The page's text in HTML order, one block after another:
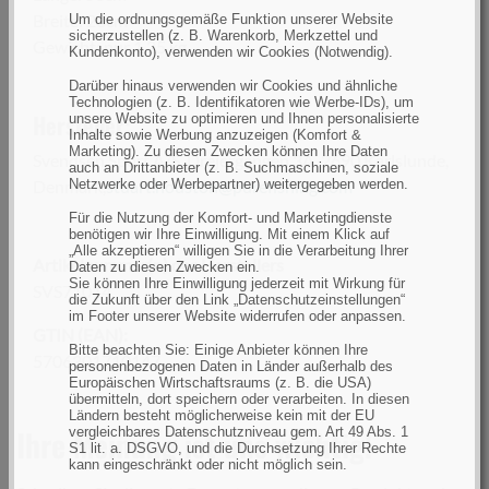
Um die ordnungsgemäße Funktion unserer Website
sicherzustellen (z. B. Warenkorb, Merkzettel und
Kundenkonto), verwenden wir Cookies (Notwendig).
Darüber hinaus verwenden wir Cookies und ähnliche
Technologien (z. B. Identifikatoren wie Werbe-IDs), um
unsere Website zu optimieren und Ihnen personalisierte
Inhalte sowie Werbung anzuzeigen (Komfort &
Marketing). Zu diesen Zwecken können Ihre Daten
auch an Drittanbieter (z. B. Suchmaschinen, soziale
Netzwerke oder Werbepartner) weitergegeben werden.
Für die Nutzung der Komfort- und Marketingdienste
benötigen wir Ihre Einwilligung. Mit einem Klick auf
„Alle akzeptieren“ willigen Sie in die Verarbeitung Ihrer
Daten zu diesen Zwecken ein.
Sie können Ihre Einwilligung jederzeit mit Wirkung für
die Zukunft über den Link „Datenschutzeinstellungen“
im Footer unserer Website widerrufen oder anpassen.
Bitte beachten Sie: Einige Anbieter können Ihre
personenbezogenen Daten in Länder außerhalb des
Europäischen Wirtschaftsraums (z. B. die USA)
übermitteln, dort speichern oder verarbeiten. In diesen
Ländern besteht möglicherweise kein mit der EU
vergleichbares Datenschutzniveau gem. Art 49 Abs. 1
S1 lit. a. DSGVO, und die Durchsetzung Ihrer Rechte
kann eingeschränkt oder nicht möglich sein.
Breite: 23cm
Gewicht: nur 1,25 kg
Hersteller:
Svendsen Sport A/S, Drejergangen 3A, 2690 Karlslunde,
Denmark,stuart.houston@purefishing.com
Artikelnummer(n) des Herstellers
SVS71014
5706301710147
Ihre Meinung ist uns wichtig!